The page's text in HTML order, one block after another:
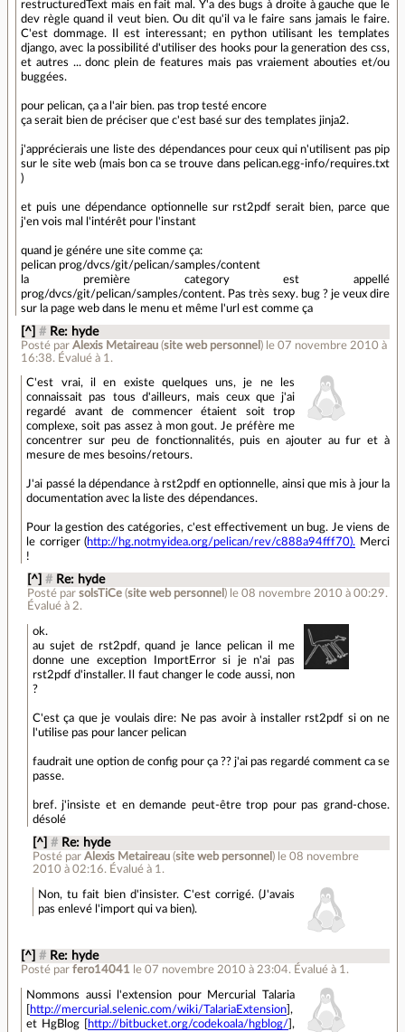
restructuredText mais en fait mal. Y'a des bugs à droite à gauche que le
dev règle quand il veut bien. Ou dit qu'il va le faire sans jamais le faire.
C'est dommage. Il est interessant; en python utilisant les templates
django, avec la possibilité d'utiliser des hooks pour la generation des css,
et autres ... donc plein de features mais pas vraiement abouties et/ou
buggées.
pour pelican, ça a l'air bien. pas trop testé encore
ça serait bien de préciser que c'est basé sur des templates jinja2.
j'apprécierais une liste des dépendances pour ceux qui n'utilisent pas pip
sur le site web (mais bon ca se trouve dans pelican.egg-info/requires.txt
)
et puis une dépendance optionnelle sur rst2pdf serait bien, parce que
j'en vois mal l'intérêt pour l'instant
quand je génére une site comme ça:
pelican prog/dvcs/git/pelican/samples/content
la première category est appellé
prog/dvcs/git/pelican/samples/content. Pas très sexy. bug ? je veux dire
sur la page web dans le menu et même l'url est comme ça
[^] # Re: hyde
Posté parAlexis Metaireau (site web personnel ) le 07 novembre 2010 à
16:38. Évalué à 1 .
C'est vrai, il en existe quelques uns, je ne les
connaissait pas tous d'ailleurs, mais ceux que j'ai
regardé avant de commencer étaient soit trop
complexe, soit pas assez à mon gout. Je préfère me
concentrer sur peu de fonctionnalités, puis en ajouter au fur et à
mesure de mes besoins/retours.
J'ai passé la dépendance à rst2pdf en optionnelle, ainsi que mis à jour la
documentation avec la liste des dépendances.
Pour la gestion des catégories, c'est effectivement un bug. Je viens de
le corriger (http://hg.notmyidea.org/pelican/rev/c888a94fff70). Merci
!
[^] # Re: hyde
Posté par solsTiCe(site web personnel ) le 08 novembre 2010 à 00:29.
Évalué à 2.
ok.
au sujet de rst2pdf, quand je lance pelican il me
donne une exception ImportError si je n'ai pas
rst2pdf d'installer. Il faut changer le code aussi, non
?
C'est ça que je voulais dire: Ne pas avoir à installer rst2pdf si on ne
l'utilise pas pour lancer pelican
faudrait une option de config pour ça ?? j'ai pas regardé comment ca se
passe.
bref. j'insiste et en demande peut-être trop pour pas grand-chose.
désolé
[^] # Re: hyde
Posté parAlexis Metaireau (site web personnel ) le 08 novembre
2010 à 02:16. Évalué à 1 .
Non, tu fait bien d'insister. C'est corrigé. (J'avais
pas enlevé l'import qui va bien).
[^] # Re: hyde
Posté parfero14041 le 07 novembre 2010 à 23:04. Évalué à 1 .
Nommons aussi l'extension pour Mercurial Talaria
http://mercurial.selenic.com/wiki/TalariaExtension ],
et HgBlog [
http://bitbucket.org/codekoala/hgblog/ ],